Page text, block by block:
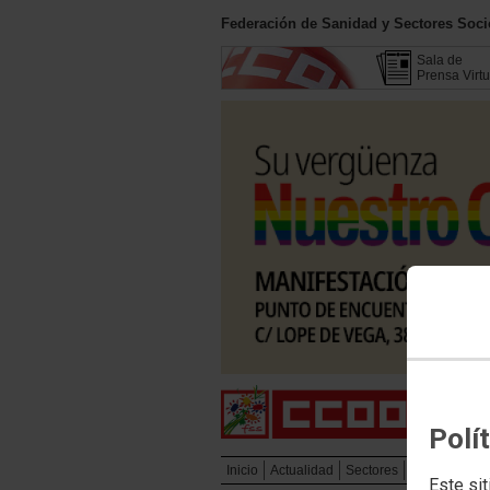
Este
Federación de Sanidad y Sectores
Sala de
Prensa
Inicio Actualidad Sectores